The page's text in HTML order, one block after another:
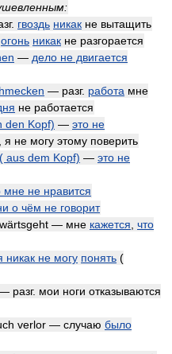
гвоздь никак не вытащить
огонь никак не разгорается
— дело не двигается
— разг. работа мне
не работается
den Kopf) — это не
я не могу этому поверить
aus dem Kopf) — это не
мне не нравится
о чём не говорит
— мне кажется что
никак не могу понять (
разг. мои ноги отказываются
verlor — случаю было